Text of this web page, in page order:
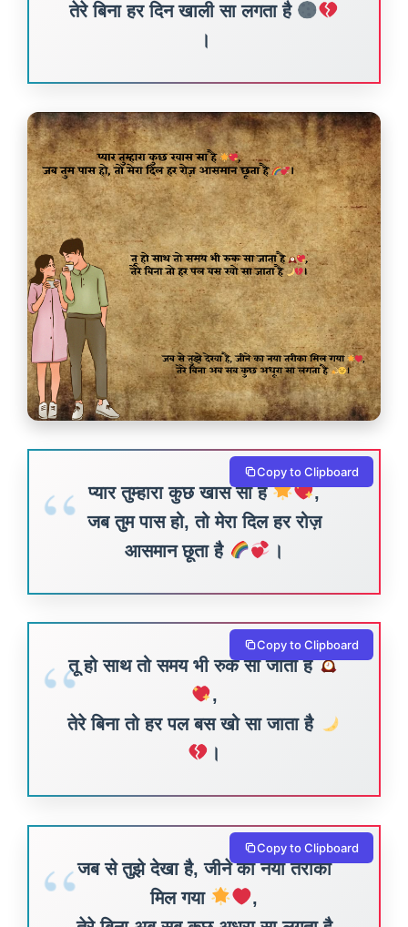
तेरे बिना हर दिन खाली सा लगता है
।
प्यार तुम्हारा कुछ खास सा है
,
जब तुम पास हो, तो मेरा दिल हर रोज़
आसमान छूता है
।
Copy to Clipboard
तू हो साथ तो समय भी रुक सा जाता है
,
तेरे बिना तो हर पल बस खो सा जाता है
।
Copy to Clipboard
जब से तुझे देखा है, जीने का नया तरीका
मिल गया
,
Copy to Clipboard